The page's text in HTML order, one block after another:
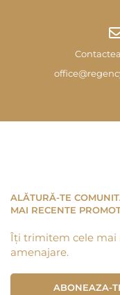
ALĂTURĂ-TE
MAI RECENTE
Îți trimitem cele mai
amenajare.
ABONEAZA-